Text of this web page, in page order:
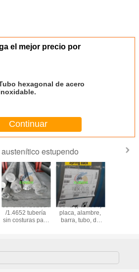
el mejor precio por
hexagonal de acero
Continuar
estupendo
654SMO /S32654
/1.4652 tubería
sin costuras para
904L ((N08904)
placa, alambre,
barra, tubo, de
buen precio